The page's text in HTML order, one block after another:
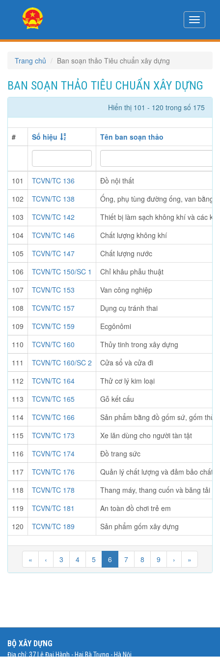
Toggle
Trang chủ Ban soạn thảo Tiêu chuẩn xây dựng
BAN SOẠN THẢO TIÊU CHUẨN XÂY DỰNG
Hiển thị 101 - 120 trong số 175
# Số hiệu Tên ban soạn thảo
101 TCVN/TC 136
Đồ nội thất
102
TCVN/TC 138
Ống, phụ tùng đường ống, van bằng
103
TCVN/TC 142
Thiết bị làm sạch không khí và các
104
TCVN/TC 146
Chất lượng không khí
105
TCVN/TC 147
Chất lượng nước
106
TCVN/TC 150/SC 1
Chỉ khâu phẫu thuật
107
TCVN/TC 153
Van công nghiệp
108
TCVN/TC 157
Dụng cụ tránh thai
109
TCVN/TC 159
Ecgônômi
110
TCVN/TC 160
Thủy tinh trong xây dựng
111
TCVN/TC 160/SC 2
Cửa sổ và cửa đi
112
TCVN/TC 164
Thử cơ lý kim loại
113
TCVN/TC 165
Gỗ kết cấu
114
TCVN/TC 166
Sản phẩm bằng đồ gốm sứ, gốm
115
TCVN/TC 173
Xe lăn dùng cho người tàn tật
116
TCVN/TC 174
Đồ trang sức
117
TCVN/TC 176
Quản lý chất lượng và đảm bảo chất
118
TCVN/TC 178
Thang máy, thang cuốn và băng tải
119
TCVN/TC 181
An toàn đồ chơi trẻ em
120
TCVN/TC 189 Sản phẩm gốm xây dựng
« ‹ 3 4 5 6 7 8 9 › »
BỘ XÂY DỰNG
Địa chỉ: 37 Lê Đại Hành - Hai Bà Trưng - Hà Nội